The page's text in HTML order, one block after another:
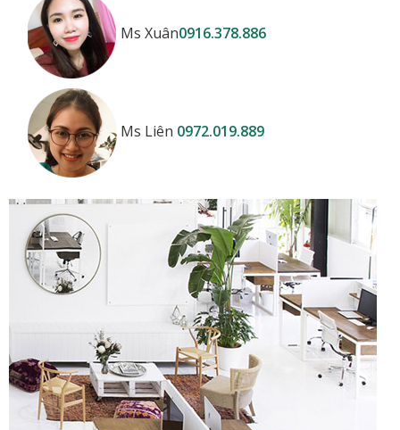
Ms Xuân0916.378.886
Ms Liên 0972.019.889